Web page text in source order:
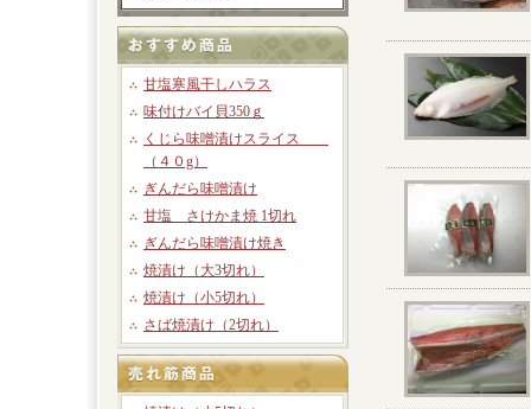
甘塩寒風干しハラス
味付けバイ貝350ｇ
くじら味噌漬けスライス
（４０g）
ぎんだら味噌漬け
甘塩 さけかま焼 1切れ
ぎんだら味噌漬け焼き
焼漬け（大3切れ）
焼漬け（小5切れ）
さば焼漬け（2切れ）